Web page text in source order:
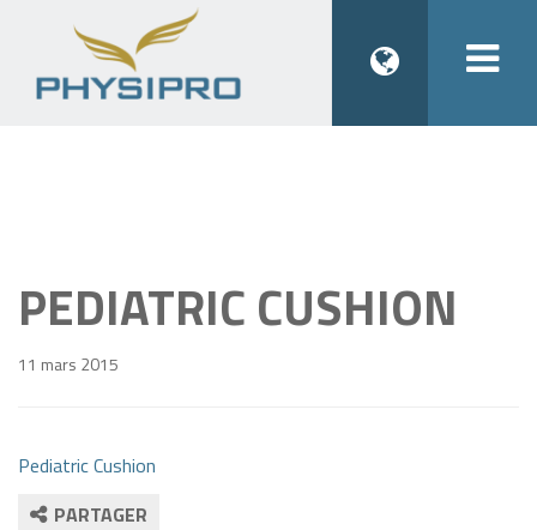
PEDIATRIC CUSHION
11 mars 2015
Pediatric Cushion
PARTAGER